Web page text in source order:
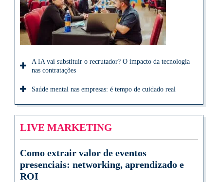
A IA vai substituir o recrutador? O impacto da tecnologia
nas contratações
Saúde mental nas empresas: é tempo de cuidado real
LIVE MARKETING
Como extrair valor de eventos
presenciais: networking, aprendizado e
ROI